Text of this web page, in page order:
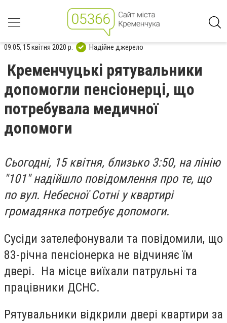
09:05, 15 квітня 2020 р. Надійне джерело
Кременчуцькі рятувальники
допомогли пенсіонерці, що
потребувала медичної
допомоги
Сьогодні, 15 квітня, близько 3:50, на лінію
"101" надійшло повідомлення про те, що
по вул. Небесної Сотні у квартирі
громадянка потребує допомоги.
Сусіди зателефонували та повідомили, що
83-річна пенсіонерка не відчиняє їм
двері. На місце виїхали патрульні та
працівники ДСНС.
Рятувальники відкрили двері квартири за